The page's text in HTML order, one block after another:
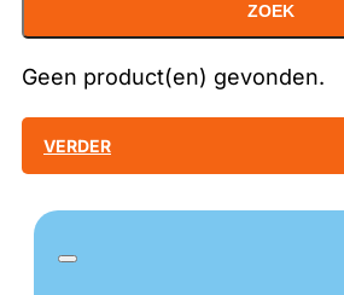
ZOEK
Geen product(en) gevonden.
VERDER